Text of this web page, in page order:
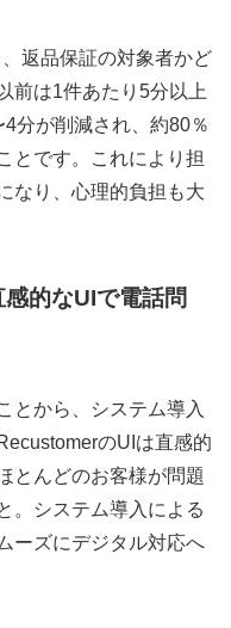
返品保証の対象者かど
前は1件あたり5分以上
分が削減され、約80％
とです。これにより担
なり、心理的負担も大
的なUIで電話問
とから、システム導入
のUIは直感的
とんどのお客様が問題
。システム導入による
ーズにデジタル対応へ